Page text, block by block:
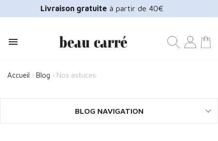
Livraison gratuite à partir de 40€

Accueil Blog Nos astuces
BLOG NAVIGATION